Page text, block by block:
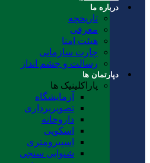
درباره ما
تاریخچه
معرفی
هیئت امنا
چارت سازمانی
رسالت و چشم انداز
دپارتمان ها
پاراکلینیک ها
آزمایشگاه
تصویربرداری
داروخانه
اسکوپی
اسپیرومتری
شنوایی سنجی